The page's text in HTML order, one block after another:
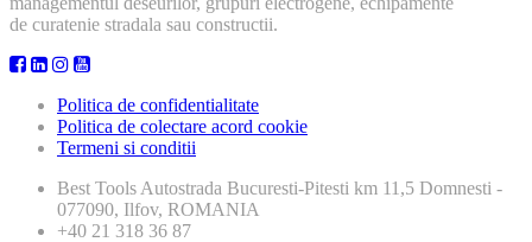
de curatenie stradala sau constructii.
Politica de confidentialitate
Politica de colectare acord cookie
Termeni si conditii
Best Tools Autostrada Bucuresti-Pitesti km 11,5 Domnesti -
077090, Ilfov, ROMANIA
+40 21 318 36 87